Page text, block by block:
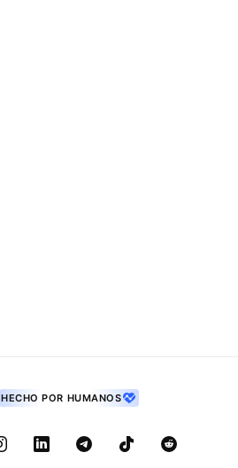
HECHO POR HUMANOS